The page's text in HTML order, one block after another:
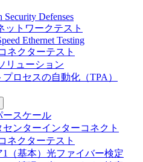
Security Defenses
ットワークテスト
Ethernet Testing
ネクターテスト
リューション
プロセスの自動化（TPA）
ースケール
センターインターコネクト
ネクターテスト
1（基本）光ファイバー検定